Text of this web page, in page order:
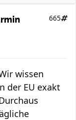
665
wissen
der EU exakt